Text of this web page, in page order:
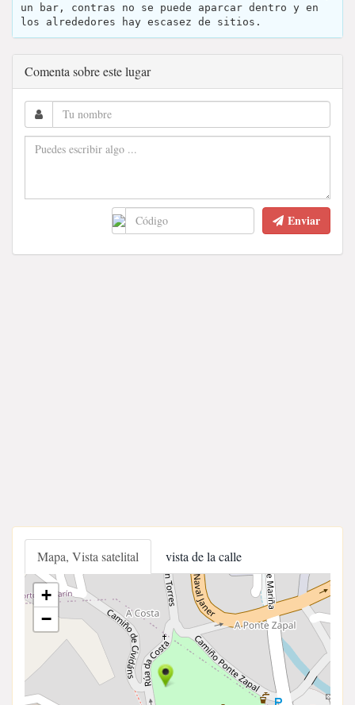
un bar, contras no se puede aparcar dentro y en
los alrededores hay escasez de sitios.
Comenta sobre este lugar
Enviar
Mapa, Vista satelital vista de la calle
+
−